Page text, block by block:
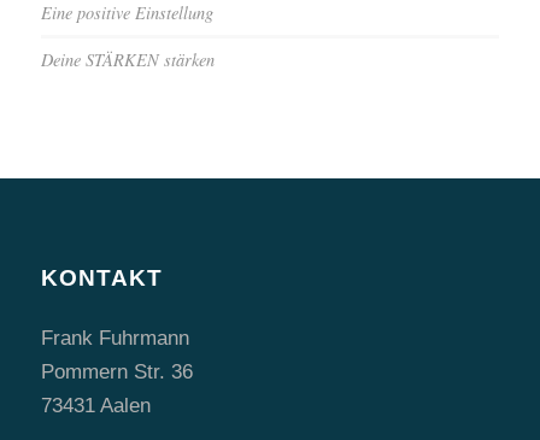
Eine positive Einstellung
Deine STÄRKEN stärken
KONTAKT
Frank Fuhrmann
Pommern Str. 36
73431 Aalen